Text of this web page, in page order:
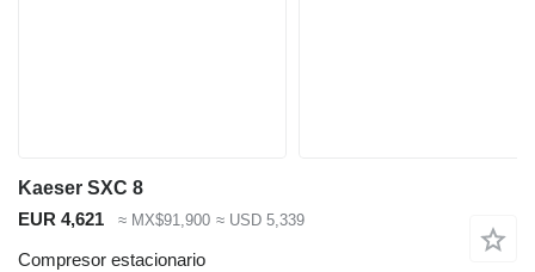
Kaeser SXC 8
EUR 4,621
≈ MX$91,900 ≈ USD 5,339
Compresor estacionario